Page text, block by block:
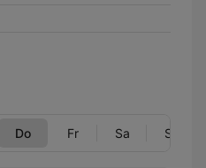
Do Fr Sa So